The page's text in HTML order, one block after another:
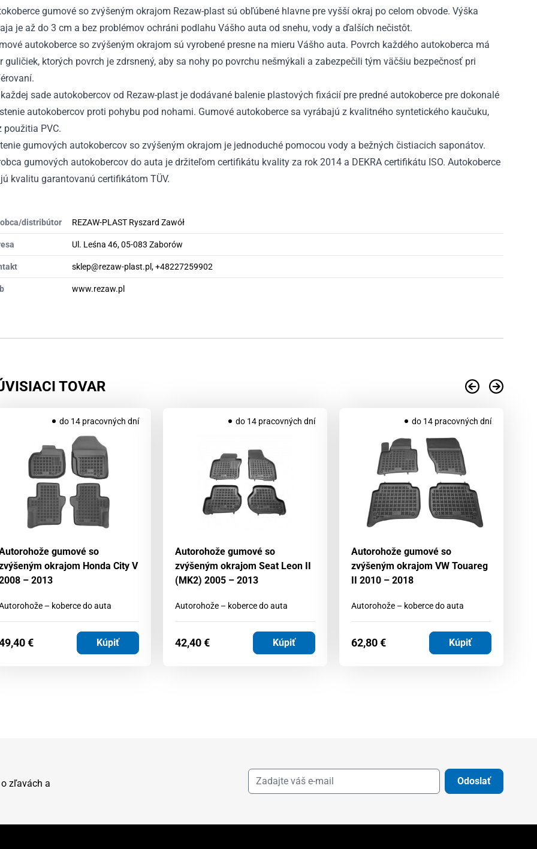
gumové so zvýšeným okrajom Rezaw-plast sú obľúbené hlavne pre vyšší okraj po celom obvode. Výška
je až do 3 cm a bez problémov ochráni podlahu Vášho auta od snehu, vody a ďalších nečistôt.
autokoberce so zvýšeným okrajom sú vyrobené presne na mieru Vášho auta. Povrch každého autokoberca má
guličiek, ktorých povrch je zdrsnený, aby sa nohy po povrchu nešmýkali a zabezpečili tým väčšiu bezpečnosť pri
sade autokobercov od Rezaw-plast je dodávané balenie plastových fixácií pre predné autokoberce pre dokonalé
autokobercov proti pohybu pod nohami. Gumové autokoberce sa vyrábajú z kvalitného syntetického kaučuku,
použitia PVC.
gumových autokobercov so zvýšeným okrajom je jednoduché pomocou vody a bežných čistiacich saponátov.
gumových autokobercov do auta je držiteľom certifikátu kvality za rok 2014 a DEKRA certifikátu ISO. Autokoberce
kvalitu garantovanú certifikátom TÜV.
distribútor REZAW-PLAST Ryszard Zawół
Ul. Leśna 46, 05-083 Zaborów
sklep@rezaw-plast.pl, +48227259902
www.rezaw.pl
TOVAR
do 14 pracovných dní
gumové so
okrajom Honda City V
– 2013
– koberce do auta
€ Kúpiť
do 14 pracovných dní
Autorohože gumové so
zvýšeným okrajom Seat Leon II
(MK2) 2005 – 2013
Autorohože – koberce do auta
42,40€ Kúpiť
do 14 pracovných dní
Autorohože gumové so
zvýšeným okrajom VW Touareg
II 2010 – 2018
Autorohože – koberce do auta
62,80€ Kúpiť
zľavách a Odoslať